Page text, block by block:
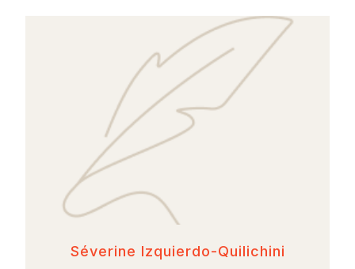
Séverine Izquierdo-Quilichini